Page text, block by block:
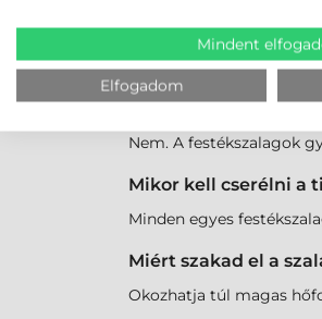
Mit jelent az YMCKO
Sárga (Y), Magenta (M),
Minden szalag jó
Nem. A festékszalagok
Mikor kell cserélni a
Minden egyes
Miért szakad el a
Okozhatja túl magas
Mindent
Elfogadom